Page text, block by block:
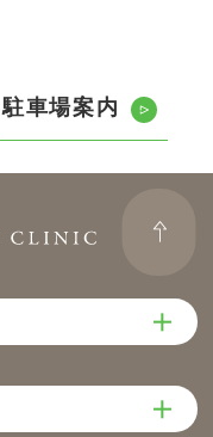
駐車場案内